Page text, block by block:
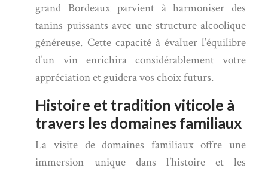
grand Bordeaux parvient à harmoniser des
tanins puissants avec une structure alcoolique
généreuse. Cette capacité à évaluer l’équilibre
d’un vin enrichira considérablement votre
appréciation et guidera vos choix futurs.
Histoire et tradition viticole à
travers les domaines familiaux
La visite de domaines familiaux offre une
immersion unique dans l’histoire et les